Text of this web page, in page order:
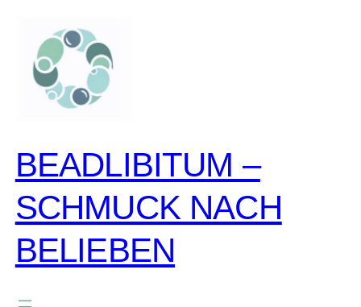
springen
BEADLIBITUM –
SCHMUCK NACH
BELIEBEN